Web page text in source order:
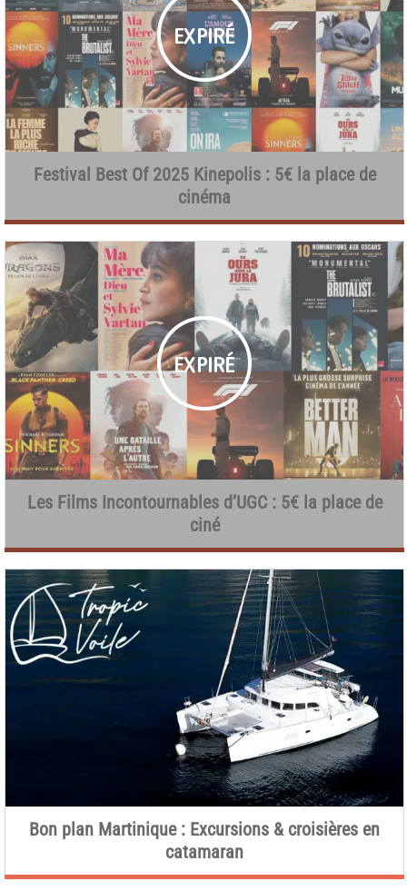
Festival Best Of 2025 Kinepolis : 5€ la place de
cinéma
Les Films Incontournables d’UGC : 5€ la place de
ciné
Bon plan Martinique : Excursions & croisières en
catamaran